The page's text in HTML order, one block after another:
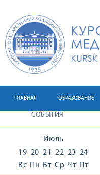
ГЛАВНАЯ ОБРАЗОВАНИЕ
СОБЫТИЯ
Июль
19
Вс
20
Пн
21
Вт
22
Ср
23
Чт
24
Пт